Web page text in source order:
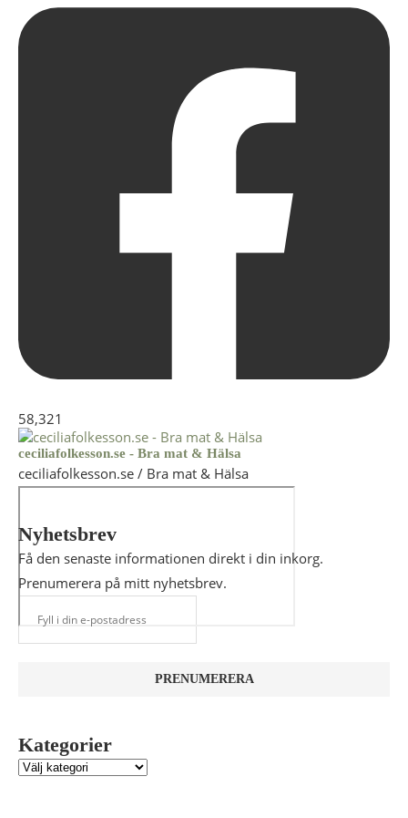
58,321
ceciliafolkesson.se - Bra mat & Hälsa
ceciliafolkesson.se / Bra mat & Hälsa
Nyhetsbrev
Få den senaste informationen direkt i din inkorg.
Prenumerera på mitt nyhetsbrev.
Kategorier